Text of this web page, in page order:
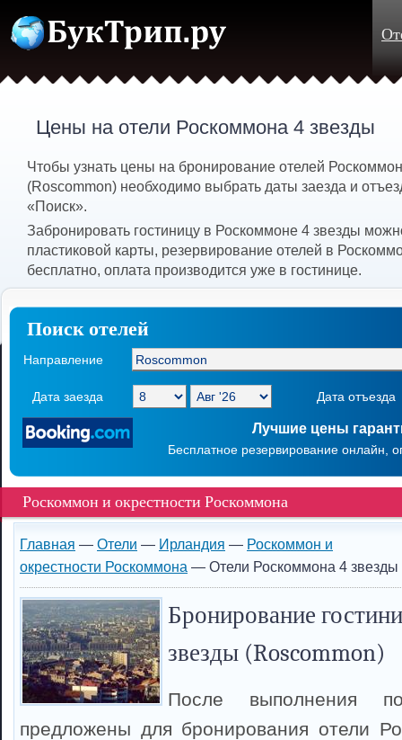
Цены на отели Роскоммона 4 звезды
Чтобы узнать цены на бронирование отелей
(Roscommon) необходимо выбрать даты заезда и
«Поиск».
Забронировать гостиницу в Роскоммоне 4 звезды
пластиковой карты, резервирование отелей в
бесплатно, оплата производится уже в гостинице.
Поиск отелей
Направление
Дата заезда Дата отъезда
Лучшие цены
Бесплатное резервирование онлайн,
Роскоммон и окрестности Роскоммона
Главная — Отели — Ирландия — Роскоммон и
окрестности Роскоммона — Отели Роскоммона 4 звезды
Бронирование
звезды (Roscommon)
После выполнения
предложены для бронирования отели